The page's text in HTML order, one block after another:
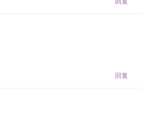
回复